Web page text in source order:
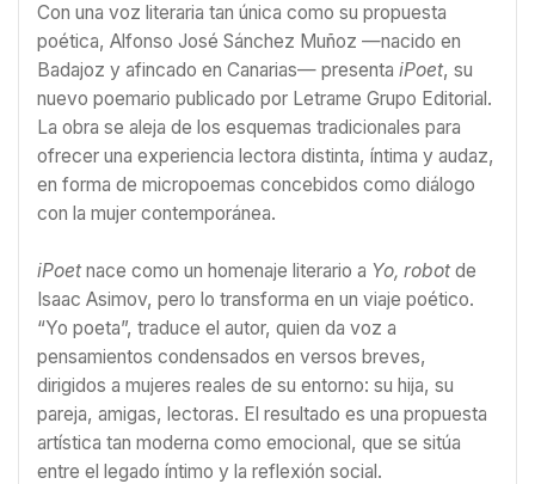
Con una voz literaria tan única como su propuesta
poética, Alfonso José Sánchez Muñoz —nacido en
Badajoz y afincado en Canarias— presenta iPoet, su
nuevo poemario publicado por Letrame Grupo Editorial.
La obra se aleja de los esquemas tradicionales para
ofrecer una experiencia lectora distinta, íntima y audaz,
en forma de micropoemas concebidos como diálogo
con la mujer contemporánea.
iPoetnace como un homenaje literario a Yo, robotde
Isaac Asimov, pero lo transforma en un viaje poético.
“Yo poeta”, traduce el autor, quien da voz a
pensamientos condensados en versos breves,
dirigidos a mujeres reales de su entorno: su hija, su
pareja, amigas, lectoras. El resultado es una propuesta
artística tan moderna como emocional, que se sitúa
entre el legado íntimo y la reflexión social.